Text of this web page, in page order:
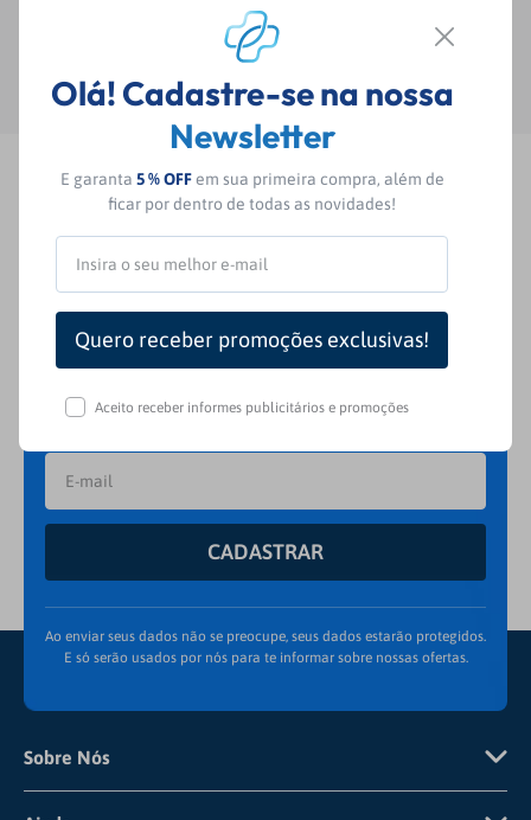
Olá! Cadastre-se na nossa
Newsletter
E garanta 5 % OFFem sua primeira compra, além de
ficar por dentro de todas as novidades!
Aceito receber informes publicitários e promoções
Carregando avaliações…
Fique por dentro das nossas
novidades e ofertas exclusivas!
Inscreva-se em nossa Newsletter e seja receba de
primeira mão nossas novidades e ofertas
exclusivas. Aproveite!
CADASTRAR
Ao enviar seus dados não se preocupe, seus dados estarão protegidos.
E só serão usados por nós para te informar sobre nossas ofertas.
Sobre Nós